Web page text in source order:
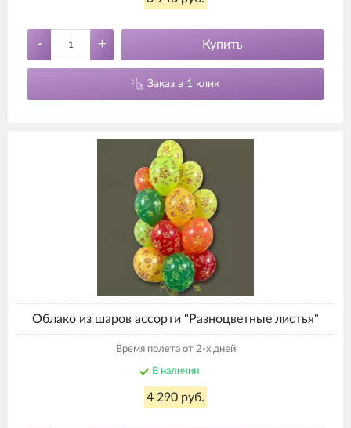
- + Купить
Заказ в 1 клик
Облако из шаров ассорти "Разноцветные листья"
Время полета от 2-х дней
В наличии
4 290 руб.